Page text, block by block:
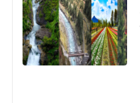
वजन घटाने के लिए 8